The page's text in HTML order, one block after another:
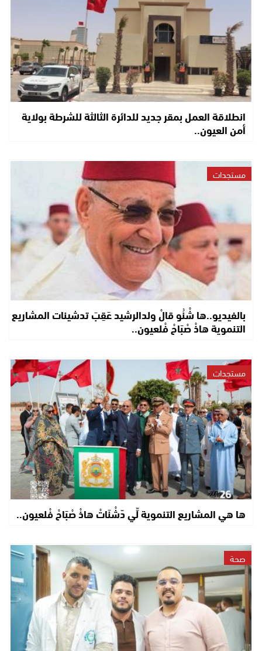
انطلاقة العمل بمقر جديد للدائرة الثالثة للشرطة بولاية
أمن العيون..
مستجدات
بالفيديو..ها شْنُو قالْ ولدالرشيد عَقِبَ تدشينات المشاريع
التنموية هاذْ صْبَاحْ فْلعيون..
مستجدات
ها هي المشاريع التنموية لِّي دّشْنَاتْ هاذْ صْبَاحْ فْلعيون..
صحة